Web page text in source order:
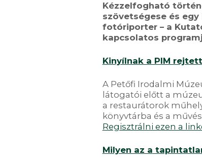
Kézzelfogható
szövetségeseés egy
fotóriporter – a
kapcsolatos progra
Kinyílnak a PIM
A Petőfi Irodalmi
látogatói előtt a
a restaurátorok
könyvtárba és a
Regisztrálni ezen a
Milyen az a